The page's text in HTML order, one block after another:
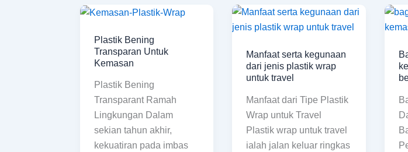
Plastik Bening
Transparan Untuk
Kemasan
Plastik Bening
Transparant Ramah
Lingkungan Dalam
sekian tahun akhir,
kekuatiran pada imbas
Plastik
Transparan
Untuk
Manfaat serta kegunaan
dari jenis plastik wrap
untuk travel
Manfaat dari Tipe Plastik
Wrap untuk Travel
Plastik wrap untuk travel
ialah jalan keluar ringkas
Manfaat
serta
dari
jenis
wrap
untuk
travel